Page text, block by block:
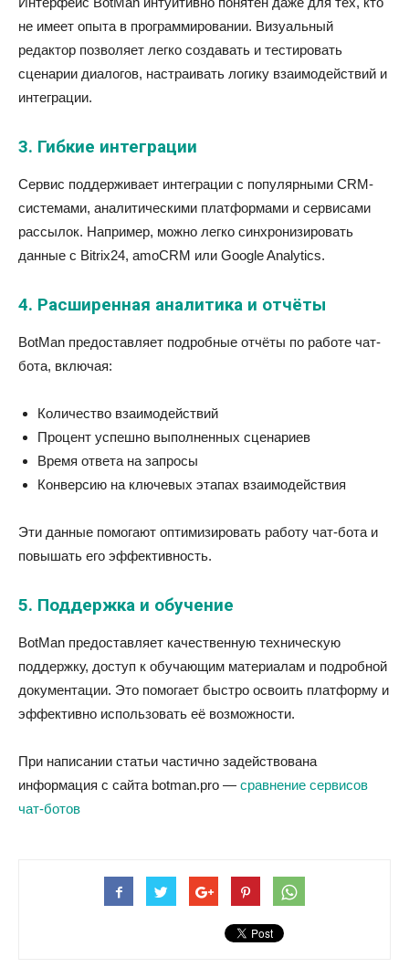
не имеет опыта в программировании. Визуальный
редактор позволяет легко создавать и тестировать
сценарии диалогов, настраивать логику взаимодействий и
интеграции.
3. Гибкие интеграции
Сервис поддерживает интеграции с популярными CRM-
системами, аналитическими платформами и сервисами
рассылок. Например, можно легко синхронизировать
данные с Bitrix24, amoCRM или Google Analytics.
4. Расширенная аналитика и отчёты
BotMan предоставляет подробные отчёты по работе чат-
бота, включая:
Количество взаимодействий
Процент успешно выполненных сценариев
Время ответа на запросы
Конверсию на ключевых этапах взаимодействия
Эти данные помогают оптимизировать работу чат-бота и
повышать его эффективность.
5. Поддержка и обучение
BotMan предоставляет качественную техническую
поддержку, доступ к обучающим материалам и подробной
документации. Это помогает быстро освоить платформу и
эффективно использовать её возможности.
При написании статьи частично задействована
информация с сайта botman.pro — сравнение сервисов
чат-ботов